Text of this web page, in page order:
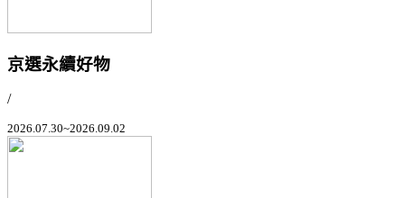
京選永續好物
/
2026.07.30~2026.09.02